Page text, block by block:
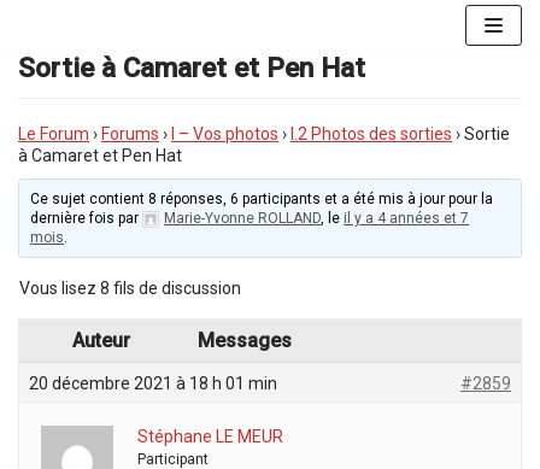
au
contenu
Sortie à Camaret et Pen Hat
Le Forum › Forums › I – Vos photos › I.2 Photos des sorties ›Sortie
à Camaret et Pen Hat
Ce sujet contient 8 réponses, 6 participants et a été mis à jour pour la
dernière fois par
Marie-Yvonne ROLLAND, le il y a 4 années et 7
mois.
Vous lisez 8 fils de discussion
Auteur Messages
20 décembre 2021 à 18 h 01 min #2859
Stéphane LE MEUR
Participant